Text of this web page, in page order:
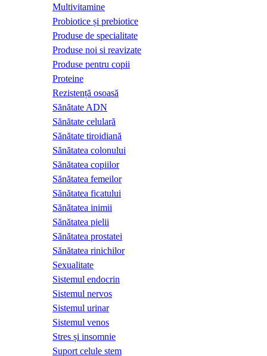
Multivitamine
Probiotice și prebiotice
Produse de specialitate
Produse noi si reavizate
Produse pentru copii
Proteine
Rezistență osoasă
Sănătate ADN
Sănătate celulară
Sănătate tiroidiană
Sănătatea colonului
Sănătatea copiilor
Sănătatea femeilor
Sănătatea ficatului
Sănătatea inimii
Sănătatea pielii
Sănătatea prostatei
Sănătatea rinichilor
Sexualitate
Sistemul endocrin
Sistemul nervos
Sistemul urinar
Sistemul venos
Stres și insomnie
Suport celule stem